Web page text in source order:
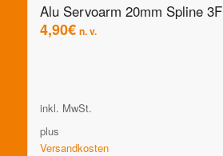
Alu Servoarm 20mm Spline 3F
4,90€ n. v.
inkl. MwSt.
plus
Versandkosten